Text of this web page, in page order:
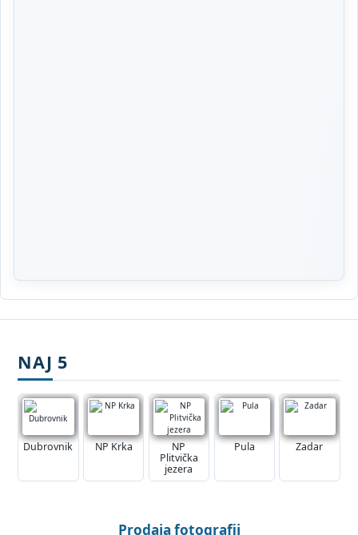
NAJ 5
Dubrovnik NP Krka
NP
Plitvička
jezera
Pula Zadar
Prodaja fotografij